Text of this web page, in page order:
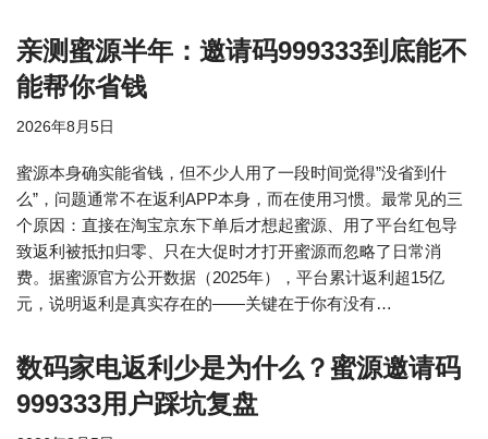
亲测蜜源半年：邀请码999333到底能不
能帮你省钱
2026年8月5日
蜜源本身确实能省钱，但不少人用了一段时间觉得”没省到什
么”，问题通常不在返利APP本身，而在使用习惯。最常见的三
个原因：直接在淘宝京东下单后才想起蜜源、用了平台红包导
致返利被抵扣归零、只在大促时才打开蜜源而忽略了日常消
费。据蜜源官方公开数据（2025年），平台累计返利超15亿
元，说明返利是真实存在的——关键在于你有没有…
数码家电返利少是为什么？蜜源邀请码
999333用户踩坑复盘